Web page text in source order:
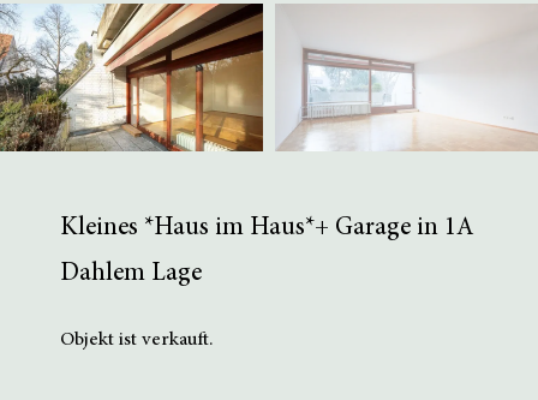
Kleines *Haus im Haus*+ Garage in 1A
Dahlem Lage
Objekt ist verkauft.